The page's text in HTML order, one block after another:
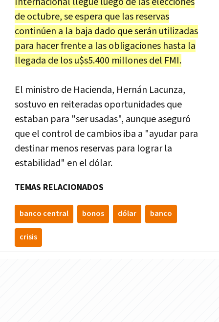
de octubre, se espera que las reservas
continúen a la baja dado que serán utilizadas
para hacer frente a las obligaciones hasta la
llegada de los u$s5.400 millones del FMI.
El ministro de Hacienda, Hernán Lacunza,
sostuvo en reiteradas oportunidades que
estaban para "ser usadas", aunque aseguró
que el control de cambios iba a "ayudar para
destinar menos reservas para lograr la
estabilidad" en el dólar.
TEMAS RELACIONADOS
banco central bonos dólar banco
crisis